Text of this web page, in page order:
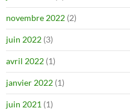
novembre 2022 (2)
juin 2022 (3)
avril 2022 (1)
janvier 2022 (1)
juin 2021 (1)